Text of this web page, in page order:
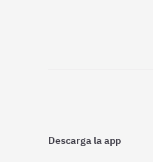
Descarga la app